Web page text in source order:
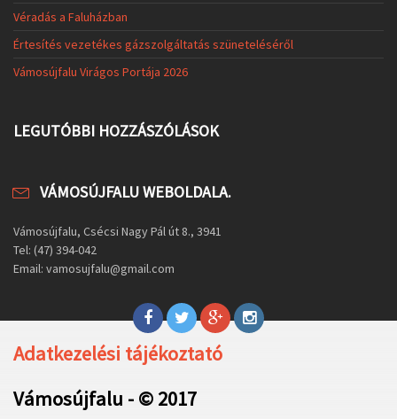
Véradás a Faluházban
Értesítés vezetékes gázszolgáltatás szüneteléséről
Vámosújfalu Virágos Portája 2026
LEGUTÓBBI HOZZÁSZÓLÁSOK
VÁMOSÚJFALU WEBOLDALA.
Vámosújfalu, Csécsi Nagy Pál út 8., 3941
Tel: (47) 394-042
Email: vamosujfalu@gmail.com
Adatkezelési tájékoztató
Vámosújfalu - © 2017